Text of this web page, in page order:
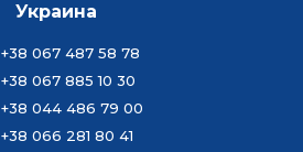
Украина
+38 067 487 58 78
+38 067 885 10 30
+38 044 486 79 00
+38 066 281 80 41